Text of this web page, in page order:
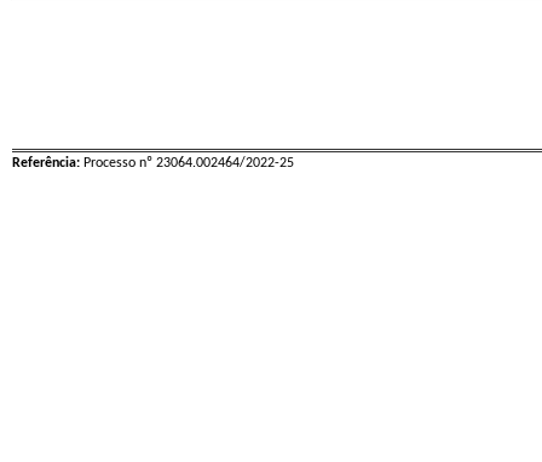
Referência: Processo nº 23064.002464/2022-25